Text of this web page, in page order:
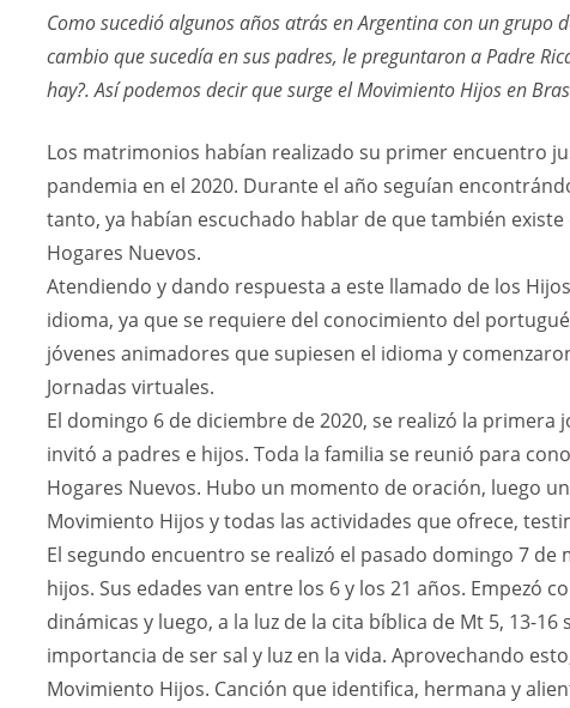
Como sucedió algunos años atrás en Argentina con un grupo
cambio que sucedía en sus padres, le preguntaron a Padre
hay?. Así podemos decir que surge el Movimiento Hijos en
Los matrimonios habían realizado su primer encuentro
pandemia en el 2020. Durante el año seguían
tanto, ya habían escuchado hablar de que también
Hogares Nuevos.
Atendiendo y dando respuesta a este llamado de los
idioma, ya que se requiere del conocimiento del
jóvenes animadores que supiesen el idioma y
Jornadas virtuales.
El domingo 6 de diciembre de 2020, se realizó la primera
invitó a padres e hijos. Toda la familia se reunió para
Hogares Nuevos. Hubo un momento de oración, luego
Movimiento Hijos y todas las actividades que ofrece,
El segundo encuentro se realizó el pasado domingo 7 de
hijos. Sus edades van entre los 6 y los 21 años. Empezó
dinámicas y luego, a la luz de la cita bíblica de Mt 5, 13-16
importancia de ser sal y luz en la vida. Aprovechando
Movimiento Hijos. Canción que identifica, hermana y